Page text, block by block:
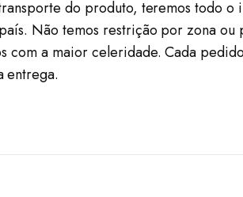
do produto, teremos todo o
Não temos restrição por zona
a maior celeridade. Cada
entrega.